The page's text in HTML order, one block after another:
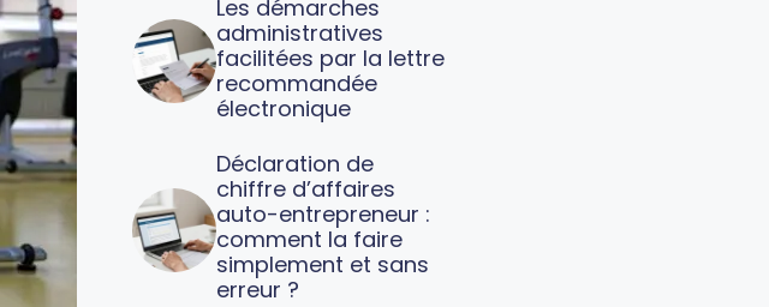
Les démarches
administratives
facilitées par la lettre
recommandée
électronique
Déclaration de
chiffre d’affaires
auto-entrepreneur :
comment la faire
simplement et sans
erreur ?